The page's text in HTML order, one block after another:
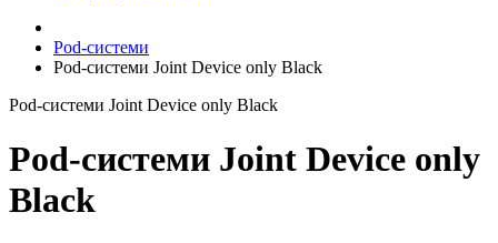
Pod-системи
Pod-системи Joint Device only Black
Pod-системи Joint Device only Black
Pod-системи Joint Device only
Black